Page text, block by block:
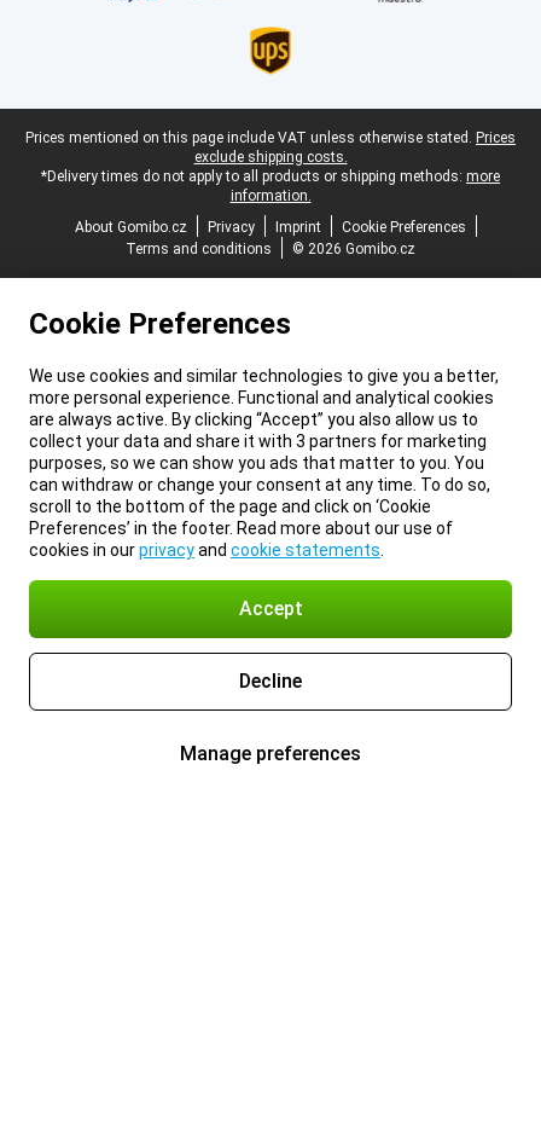
Legal footer
Prices mentioned on this page include VAT unless otherwise stated. Prices
exclude shipping costs.
*Delivery times do not apply to all products or shipping methods: more
information.
About Gomibo.cz
Privacy Imprint
Cookie Preferences
Terms and conditions
© 2026 Gomibo.cz
Cookie Preferences
We use cookies and similar technologies to give you a better,
more personal experience. Functional and analytical cookies
are always active. By clicking “Accept” you also allow us to
collect your data and share it with 3 partners for marketing
purposes, so we can show you ads that matter to you. You
can withdraw or change your consent at any time. To do so,
scroll to the bottom of the page and click on ‘Cookie
Preferences’ in the footer. Read more about our use of
cookies in ourprivacyand cookie statements
Accept
Decline
Manage preferences